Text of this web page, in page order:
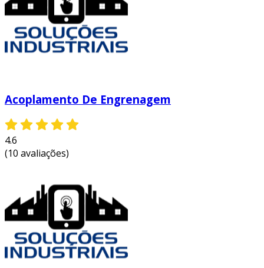
proporcionando uma transmissão de
torque precisa e eficiente.
acoplamentos de disco:
acoplamentos utilizam discos finos de
angulares e axiais, sendo ideais para altas
acoplamentos elásticos:
recomendados para aplicações onde é
choques e impactos.
esses tipos de acoplamentos tornam a brevini
uma escolha confiável para engenheiros e
técnicos, que buscam soluções que garantam a
eficiência operacional de seus sistemas. cada
Acoplamento De Engrenagem
4.6
(10 avaliações)